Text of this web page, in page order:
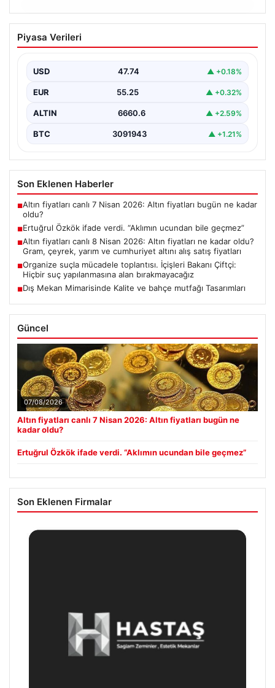
06.08.2026
Ertuğrul Özkök ifade verdi. “Aklımın
ucundan bile geçmez”
Piyasa Verileri
USD 47.74 ▲ +0.18%
EUR 55.25 ▲ +0.32%
ALTIN 6660.6 ▲ +2.59%
BTC 3091943 ▲ +1.21%
Son Eklenen Haberler
■Altın fiyatları canlı 7 Nisan 2026: Altın fiyatları bugün ne kadar
oldu?
■Ertuğrul Özkök ifade verdi. “Aklımın ucundan bile geçmez”
■Altın fiyatları canlı 8 Nisan 2026: Altın fiyatları ne kadar oldu?
Gram, çeyrek, yarım ve cumhuriyet altını alış satış fiyatları
■Organize suçla mücadele toplantısı. İçişleri Bakanı Çiftçi:
Hiçbir suç yapılanmasına alan bırakmayacağız
■Dış Mekan Mimarisinde Kalite ve bahçe mutfağı Tasarımları
Güncel
07/08/2026
Altın fiyatları canlı 7 Nisan 2026: Altın fiyatları bugün ne
kadar oldu?
Ertuğrul Özkök ifade verdi. “Aklımın ucundan bile geçmez”
Son Eklenen Firmalar